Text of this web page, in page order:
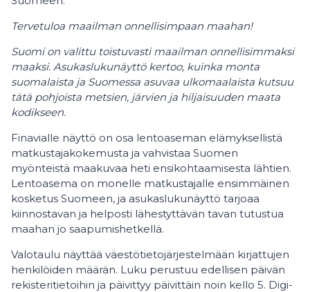
Tervetuloa maailman onnellisimpaan maahan!
Suomi on valittu toistuvasti maailman onnellisimmaksi
maaksi. Asukaslukunäyttö kertoo, kuinka monta
suomalaista ja Suomessa asuvaa ulkomaalaista kutsuu
tätä pohjoista metsien, järvien ja hiljaisuuden maata
kodikseen.
Finavialle näyttö on osa lentoaseman elämyksellistä
matkustajakokemusta ja vahvistaa Suomen
myönteistä maakuvaa heti ensikohtaamisesta lähtien.
Lentoasema on monelle matkustajalle ensimmäinen
kosketus Suomeen, ja asukaslukunäyttö tarjoaa
kiinnostavan ja helposti lähestyttävän tavan tutustua
maahan jo saapumishetkellä.
Valotaulu näyttää väestötietojärjestelmään kirjattujen
henkilöiden määrän. Luku perustuu edellisen päivän
rekisteritietoihin ja päivittyy päivittäin noin kello 5. Digi-